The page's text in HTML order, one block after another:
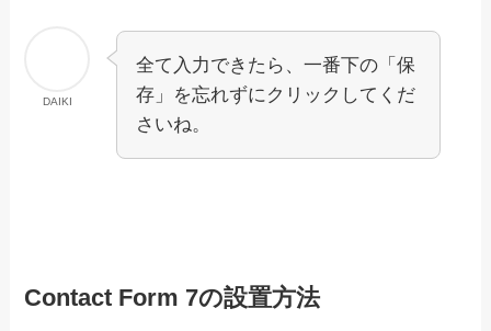
DAIKI
全て入力できたら、一番下の「保
存」を忘れずにクリックしてくだ
さいね。
Contact Form 7の設置方法